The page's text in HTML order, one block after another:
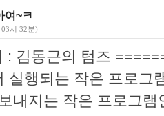
여~ㅋ
03시 32분)
: 김동근의 텀즈
실행되는 작은 프로그
내지는 작은 프로그